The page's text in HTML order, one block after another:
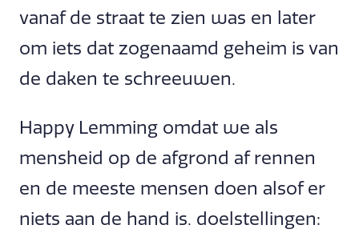
vanaf de straat te zien was en later
om iets dat zogenaamd geheim is van
de daken te schreeuwen.
Happy Lemming omdat we als
mensheid op de afgrond af rennen
en de meeste mensen doen alsof er
niets aan de hand is. doelstellingen: